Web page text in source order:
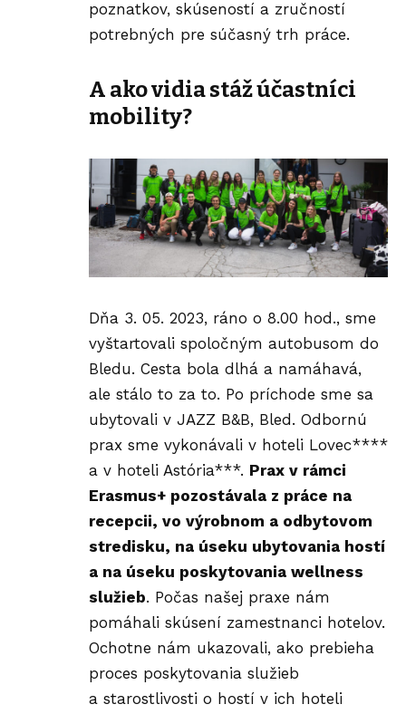
poznatkov, skúseností a zručností
potrebných pre súčasný trh práce.
A ako vidiastážúčastníci
mobility?
Dňa 3. 05. 2023, ráno o 8.00 hod., sme
vyštartovali spoločným autobusom do
Bledu. Cesta bola dlhá a namáhavá,
ale stálo to za to. Po príchode sme sa
ubytovali v JAZZ B&B, Bled. Odbornú
prax sme vykonávali v hoteli Lovec****
a v hoteli Astória***. Prax v rámci
Erasmus+ pozostávala z práce na
recepcii, vo výrobnom a odbytovom
stredisku, na úseku ubytovania hostí
a na úseku poskytovania wellness
služieb. Počas našej praxe nám
pomáhali skúsení zamestnanci hotelov.
Ochotne nám ukazovali, ako prebieha
proces poskytovania služieb
a starostlivosti o hostí v ich hoteli